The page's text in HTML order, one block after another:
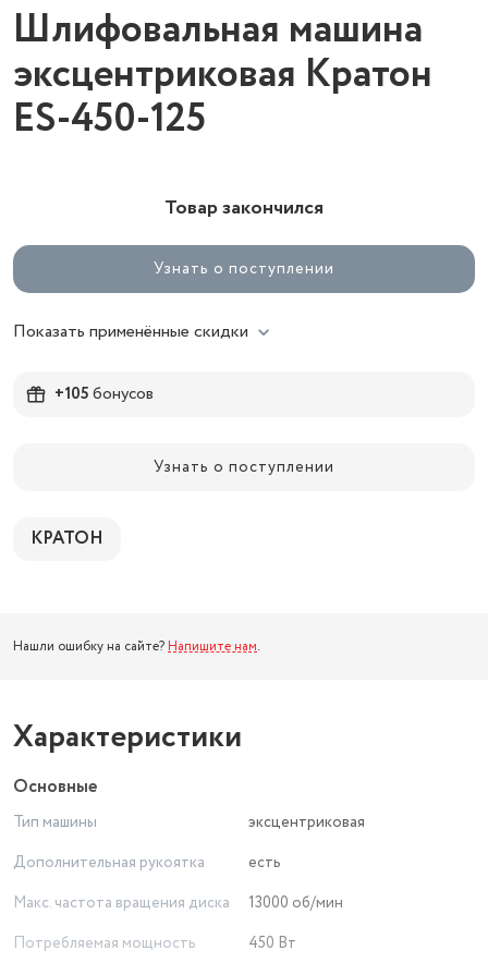
Шлифовальная машина
эксцентриковая Кратон
ES-450-125
Товар закончился
Узнать о поступлении
Показать применённые скидки
+105бонусов
Узнать о поступлении
КРАТОН
Нашли ошибку на сайте? Напишите нам.
Характеристики
Основные
Тип машины
эксцентриковая
Дополнительная рукоятка
есть
Макс. частота вращения диска
13000 об/мин
Потребляемая мощность
450 Вт